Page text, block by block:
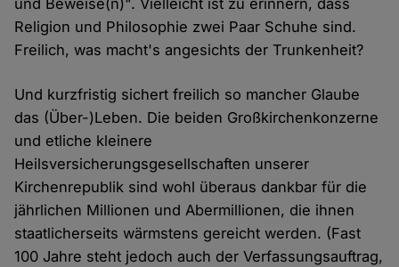
und Beweise(n)". Vielleicht ist zu erinnern, dass
Religion und Philosophie zwei Paar Schuhe sind.
Freilich, was macht's angesichts der Trunkenheit?
Und kurzfristig sichert freilich so mancher Glaube
das (Über-)Leben. Die beiden Großkirchenkonzerne
und etliche kleinere
Heilsversicherungsgesellschaften unserer
Kirchenrepublik sind wohl überaus dankbar für die
jährlichen Millionen und Abermillionen, die ihnen
staatlicherseits wärmstens gereicht werden. (Fast
100 Jahre steht jedoch auch der Verfassungsauftrag,